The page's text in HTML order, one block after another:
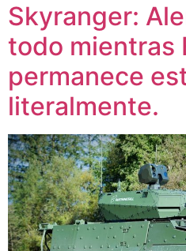
Skyranger:
todo mientras
permanece
literalmente.